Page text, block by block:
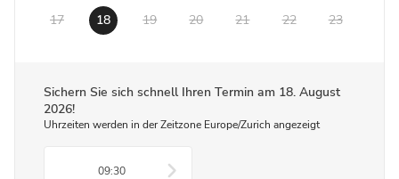
17 18 19 20 21 22 23
Sichern Sie sich schnell Ihren Termin am 18. August
2026!
Uhrzeiten werden in der Zeitzone Europe/Zurich angezeigt
09:30